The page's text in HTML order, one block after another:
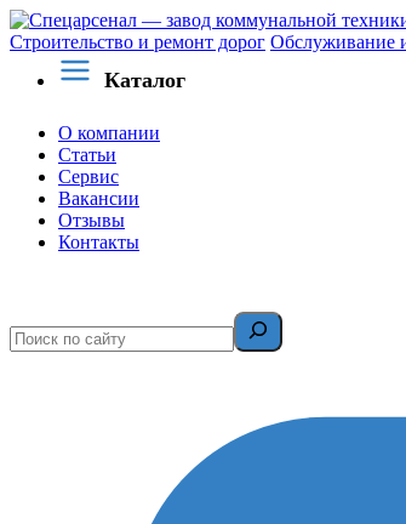
Строительство и ремонт дорог Обслуживание
Каталог
О компании
Статьи
Сервис
Вакансии
Отзывы
Контакты